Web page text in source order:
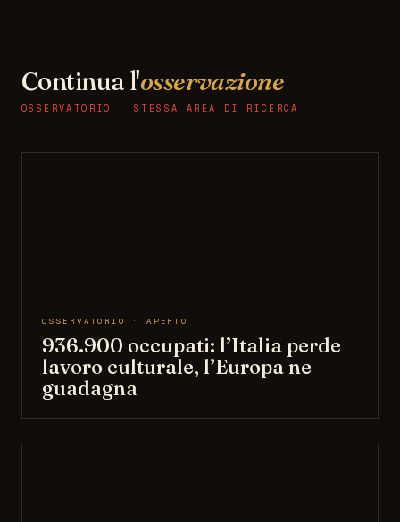
Continua l'osservazione
OSSERVATORIO · STESSA AREA DI RICERCA
OSSERVATORIO · APERTO
936.900 occupati: l’Italia perde
lavoro culturale, l’Europa ne
guadagna